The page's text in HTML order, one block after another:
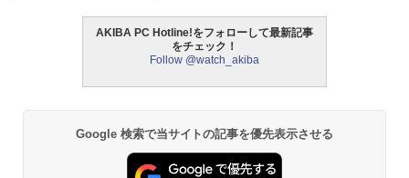
AKIBA PC Hotline!をフォローして最新記事
をチェック！
Follow @watch_akiba
Google 検索で当サイトの記事を優先表示させる